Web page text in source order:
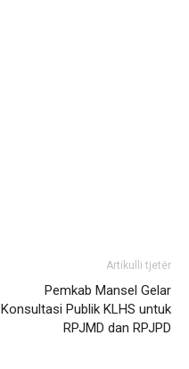
Artikulli tjetër
Pemkab Mansel Gelar
Konsultasi Publik KLHS untuk
RPJMD dan RPJPD